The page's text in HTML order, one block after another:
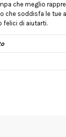
che meglio
che soddisfa le tue
felici di aiutarti.